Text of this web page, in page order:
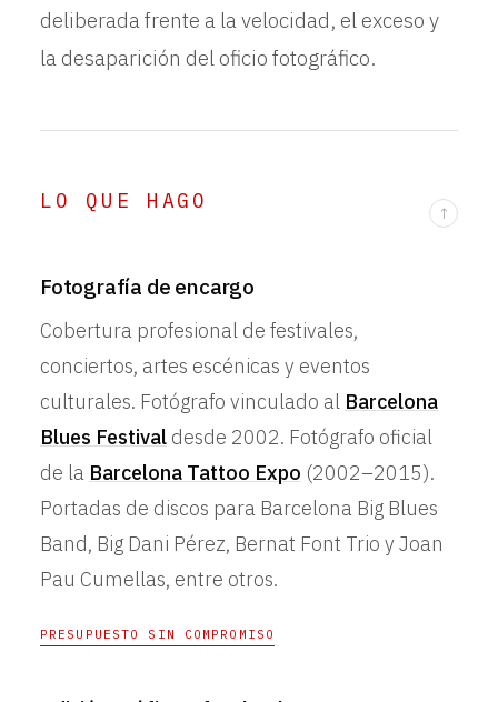
deliberada frente a la velocidad, el exceso y
la desaparición del oficio fotográfico.
LO QUE HAGO ↑
Fotografía de encargo
Cobertura profesional de festivales,
conciertos, artes escénicas y eventos
culturales. Fotógrafo vinculado al Barcelona
Blues Festival desde 2002. Fotógrafo oficial
de la Barcelona Tattoo Expo (2002–2015).
Portadas de discos para Barcelona Big Blues
Band, Big Dani Pérez, Bernat Font Trio y Joan
Pau Cumellas, entre otros.
PRESUPUESTO SIN COMPROMISO